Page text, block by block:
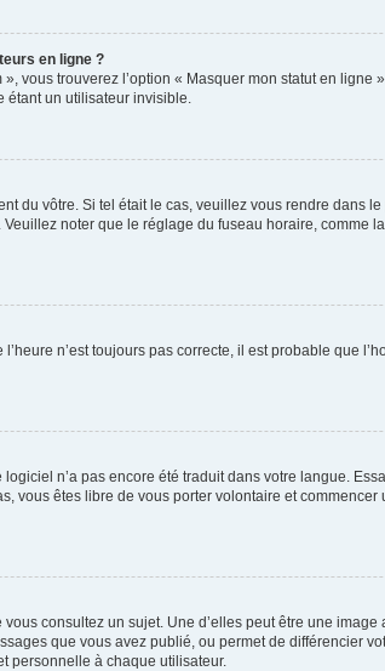
en ligne ?
vous trouverez l’option « Masquer mon statut en
un utilisateur invisible.
du vôtre. Si tel était le cas, veuillez vous rendre dans
noter que le réglage du fuseau horaire, comme
n’est toujours pas correcte, il est probable que
n’a pas encore été traduit dans votre langue.
vous êtes libre de vous porter volontaire et
consultez un sujet. Une d’elles peut être une
que vous avez publié, ou permet de différencier
personnelle à chaque utilisateur.